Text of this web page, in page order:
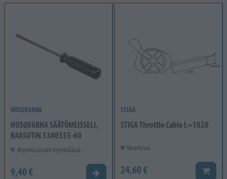
HUSQVARNA
HUSQVARNA SÄÄTÖMEISSELI,
KAASUTIN 5300355-60
Myynnissä vain myymälässä.
9,40 € Valitse vaihtoehto
STIGA
STIGA Throttle Cable L=1020
Varastossa
24,60 € Lisää